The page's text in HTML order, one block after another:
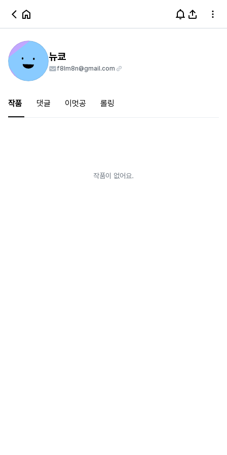
뉴쿄
f8lm8n@gmail.com
작품 댓글 이멋공 롤링
작품이 없어요.